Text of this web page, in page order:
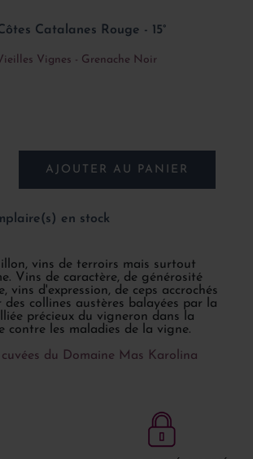
Catalanes Rouge - 15°
Vignes - Grenache Noir
AJOUTER AU PANIER
en stock
vins de terroirs mais surtout
Vins de caractère, de générosité
vins d'expression, de ceps accrochés
des collines austères balayées par la
précieux du vigneron dans la
contre les maladies de la vigne.
cuvées du Domaine Mas Karolina